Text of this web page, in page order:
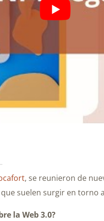
, se reunieron de
suelen surgir en torno
la Web 3.0?